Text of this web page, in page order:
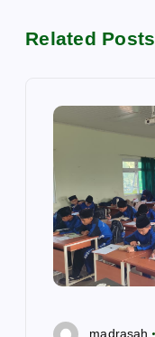
a
Related Posts
madrasah